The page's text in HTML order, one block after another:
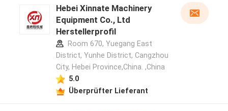
Hebei Xinnate Machinery
Equipment Co., Ltd
Herstellerprofil
Room 670, Yuegang East
District, Yunhe District, Cangzhou
City, Hebei Province,China. ,China
5.0
Überprüfter Lieferant